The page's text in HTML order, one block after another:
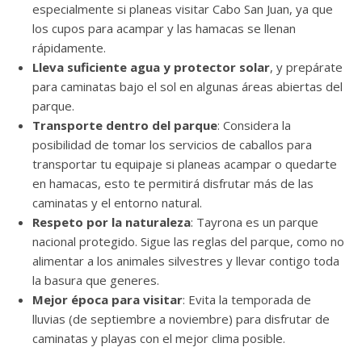
especialmente si planeas visitar Cabo San Juan, ya que
los cupos para acampar y las hamacas se llenan
rápidamente.
Lleva suficiente agua y protector solar, y prepárate
para caminatas bajo el sol en algunas áreas abiertas del
parque.
Transporte dentro del parque: Considera la
posibilidad de tomar los servicios de caballos para
transportar tu equipaje si planeas acampar o quedarte
en hamacas, esto te permitirá disfrutar más de las
caminatas y el entorno natural.
Respeto por la naturaleza: Tayrona es un parque
nacional protegido. Sigue las reglas del parque, como no
alimentar a los animales silvestres y llevar contigo toda
la basura que generes.
Mejor época para visitar: Evita la temporada de
lluvias (de septiembre a noviembre) para disfrutar de
caminatas y playas con el mejor clima posible.